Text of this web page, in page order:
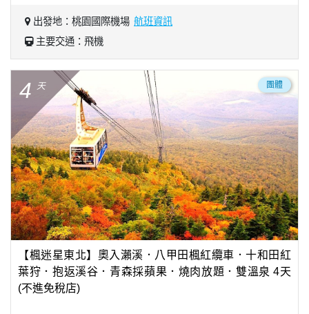
出發地：桃園國際機場 航班資訊
主要交通：飛機
4 天 團體
【楓迷星東北】奧入瀨溪．八甲田楓紅纜車．十和田紅
葉狩．抱返溪谷．青森採蘋果．燒肉放題．雙溫泉 4天
(不進免稅店)